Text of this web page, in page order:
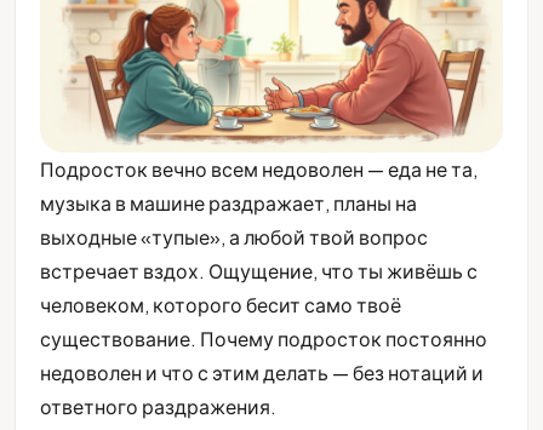
Подросток вечно всем недоволен — еда не та,
музыка в машине раздражает, планы на
выходные «тупые», а любой твой вопрос
встречает вздох. Ощущение, что ты живёшь с
человеком, которого бесит само твоё
существование. Почему подросток постоянно
недоволен и что с этим делать — без нотаций и
ответного раздражения.